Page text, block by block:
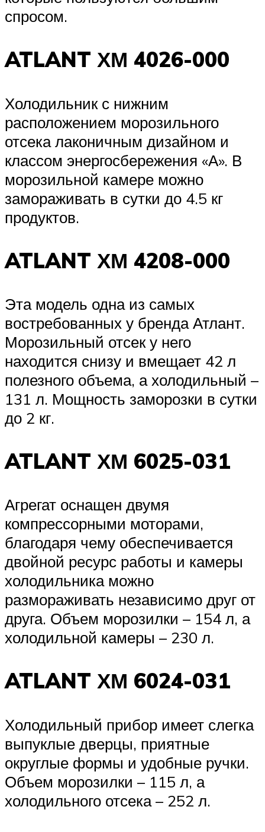
спросом.
ATLANT ХМ 4026-000
Холодильник с нижним
расположением морозильного
отсека лаконичным дизайном и
классом энергосбережения «А». В
морозильной камере можно
замораживать в сутки до 4.5 кг
продуктов.
ATLANT ХМ 4208-000
Эта модель одна из самых
востребованных у бренда Атлант.
Морозильный отсек у него
находится снизу и вмещает 42 л
полезного объема, а холодильный –
131 л. Мощность заморозки в сутки
до 2 кг.
ATLANT ХМ 6025-031
Агрегат оснащен двумя
компрессорными моторами,
благодаря чему обеспечивается
двойной ресурс работы и камеры
холодильника можно
размораживать независимо друг от
друга. Объем морозилки – 154 л, а
холодильной камеры – 230 л.
ATLANT ХМ 6024-031
Холодильный прибор имеет слегка
выпуклые дверцы, приятные
округлые формы и удобные ручки.
Объем морозилки – 115 л, а
холодильного отсека – 252 л.